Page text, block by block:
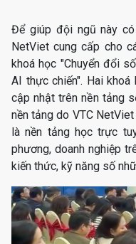
Để giúp đội ngũ này
NetViet cung cấp cho
khoá học "Chuyển đổi
AI thực chiến". Hai
cập nhật trên nền tảng
nền tảng do VTC
là nền tảng học trực
phương, doanh nghiệp
kiến thức, kỹ năng số